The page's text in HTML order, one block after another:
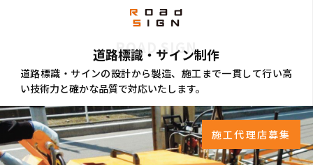
ROAD SIGN
道路標識・サイン制作
道路標識・サインの設計から製造、施工まで一貫して行い高
い技術力と確かな品質で対応いたします。
施工代理店募集